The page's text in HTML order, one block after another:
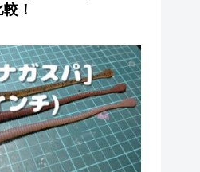
！